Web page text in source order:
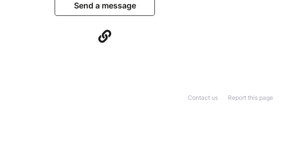
Send a message
Report this page
Contact us